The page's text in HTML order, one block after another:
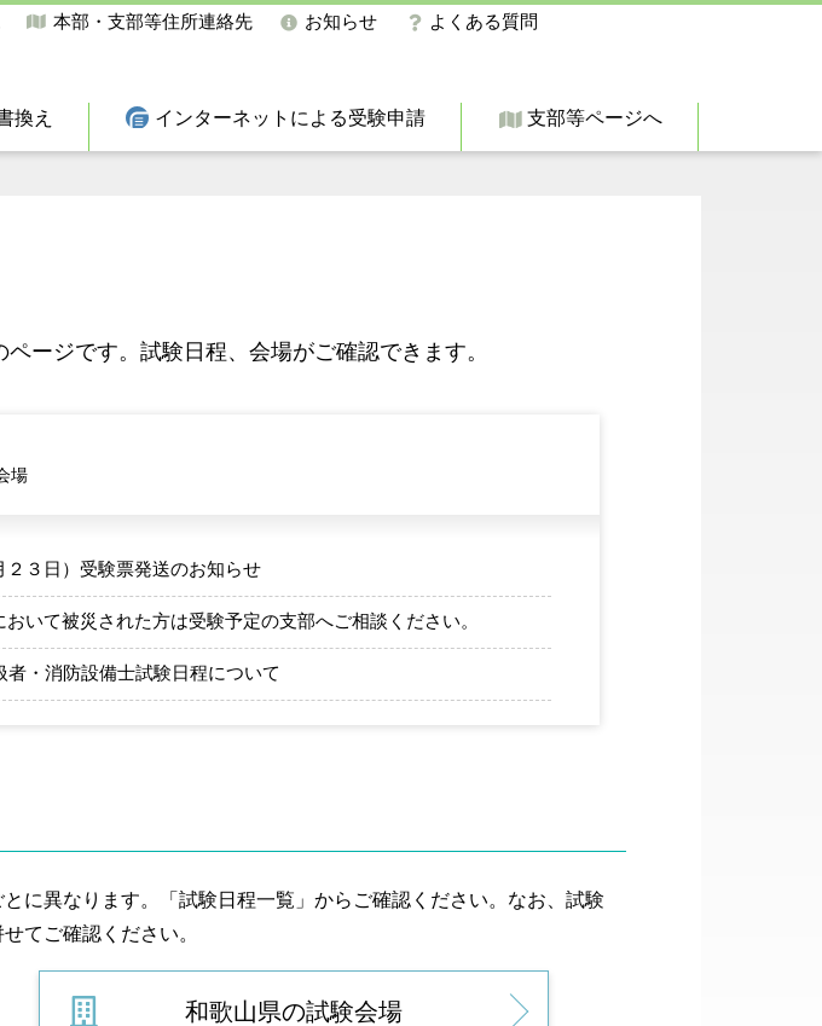
本部・支部等住所連絡先 お知らせ よくある質問
換え インターネットによる受験申請 支部等ページへ
ージです。試験日程、会場がご確認できます。
場
３日）受験票発送のお知らせ
おいて被災された方は受験予定の支部へご相談ください。
者・消防設備士試験日程について
に異なります。「試験日程一覧」からご確認ください。なお、試験
てご確認ください。
和歌山県の試験会場